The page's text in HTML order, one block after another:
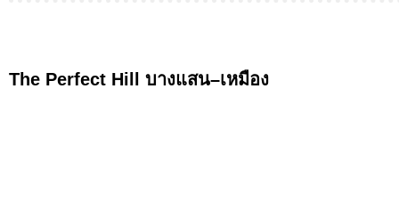
The Perfect Hill บางแสน–เหมือง